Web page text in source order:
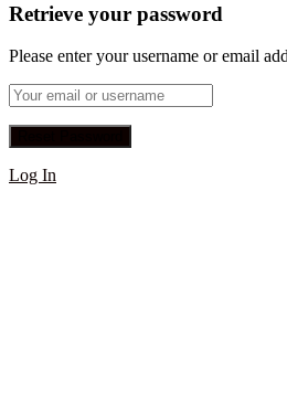
Retrieve your password
Please enter your username or email
Log In